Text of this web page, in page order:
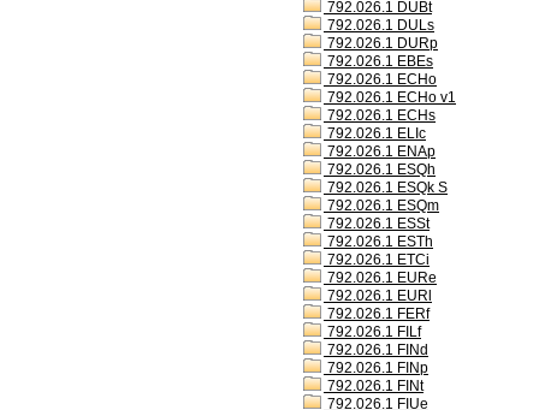
792.026.1 DUBt
792.026.1 DULs
792.026.1 DURp
792.026.1 EBEs
792.026.1 ECHo
792.026.1 ECHo v1
792.026.1 ECHs
792.026.1 ELIc
792.026.1 ENAp
792.026.1 ESQh
792.026.1 ESQk S
792.026.1 ESQm
792.026.1 ESSt
792.026.1 ESTh
792.026.1 ETCi
792.026.1 EURe
792.026.1 EURl
792.026.1 FERf
792.026.1 FILf
792.026.1 FINd
792.026.1 FINp
792.026.1 FINt
792.026.1 FIUe